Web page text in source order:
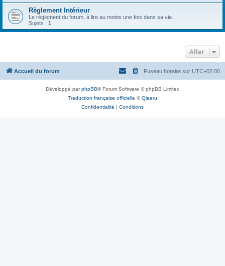
Règlement Intérieur
Le règlement du forum, à lire au moins une fois dans sa vie.
Sujets : 1
Aller
Accueil du forum Fuseau horaire sur UTC+02:00
Développé parphpBB® Forum Software © phpBB Limited
Traduction française officielle ©Qiaeru
Confidentialité | Conditions